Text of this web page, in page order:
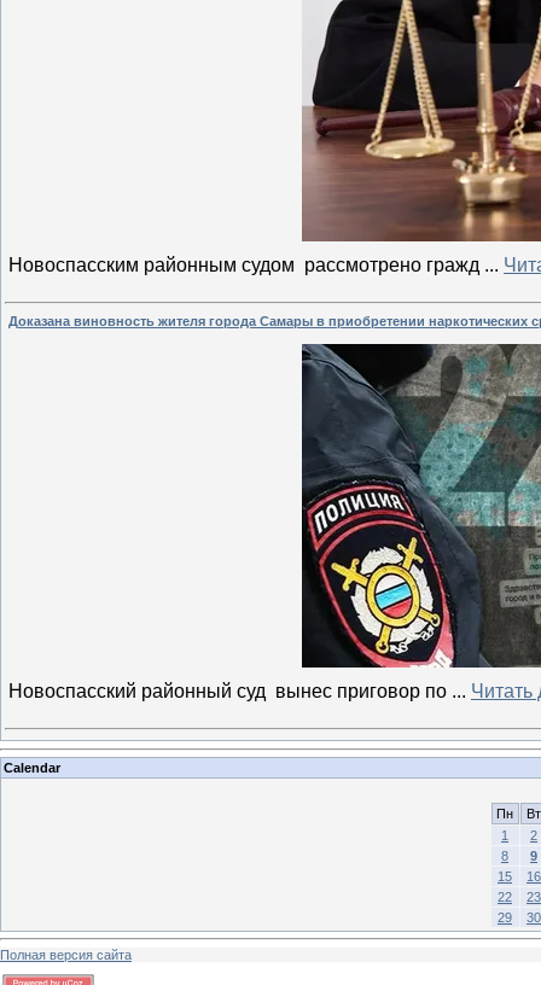
Новоспасским районным судом рассмотрено гражд ...
Доказана виновность жителя города Самары в приобретении наркотических
Новоспасский районный суд вынес приговор по ... Читать
Calendar
Пн
Вт
1
2
8
9
15
16
22
23
29
30
Полная версия сайта